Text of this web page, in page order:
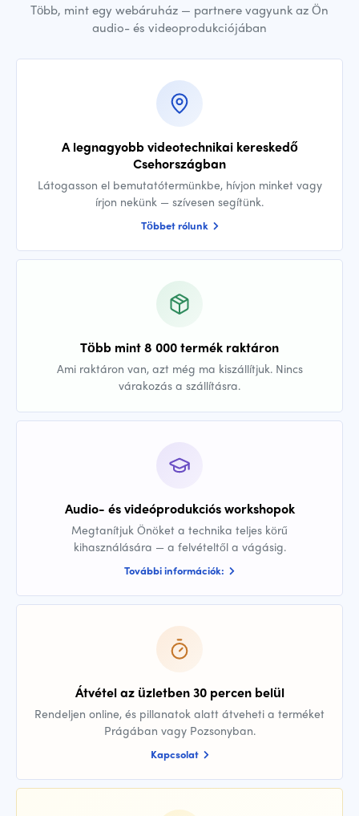
Több, mint egy webáruház — partnere vagyunk az Ön
audio- és videoprodukciójában
A legnagyobb videotechnikai kereskedő
Csehországban
Látogasson el bemutatótermünkbe, hívjon minket vagy
írjon nekünk — szívesen segítünk.
Többet rólunk
Több mint 8 000 termék raktáron
Ami raktáron van, azt még ma kiszállítjuk. Nincs
várakozás a szállításra.
Audio- és videóprodukciós workshopok
Megtanítjuk Önöket a technika teljes körű
kihasználására — a felvételtől a vágásig.
További információk:
Átvétel az üzletben 30 percen belül
Rendeljen online, és pillanatok alatt átveheti a terméket
Prágában vagy Pozsonyban.
Kapcsolat